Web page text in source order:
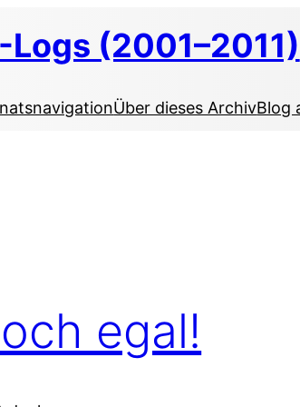
(2001–2011)
Über dieses ArchivBlog
egal!